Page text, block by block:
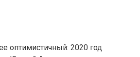
оптимистичный: 2020 год